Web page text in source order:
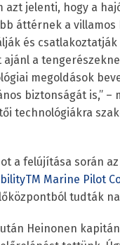
azt jelenti, hogy a
áttérnek a
és
ajánl a
megoldások
biztonságát is,” –
technológiákra
a felújítása során
TM Marine Pilot
tudták
Heinonen